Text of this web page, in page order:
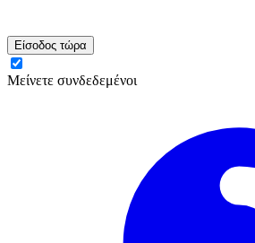
Είσοδος τώρα
Μείνετε συνδεδεμένοι